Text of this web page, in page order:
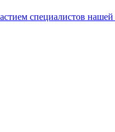
специалистов нашей